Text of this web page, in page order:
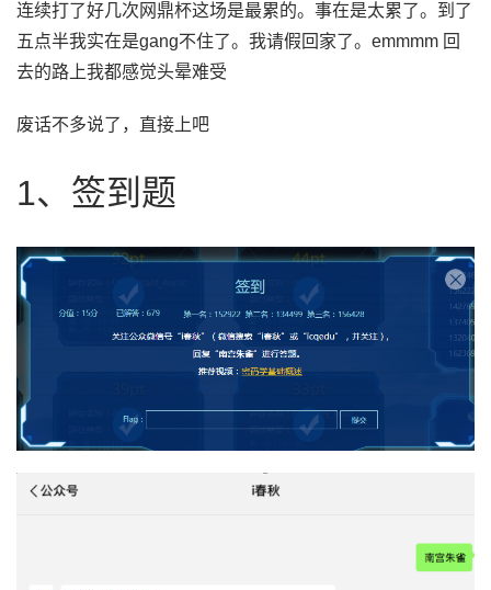
连续打了好几次网鼎杯这场是最累的。事在是太累了。到了
五点半我实在是gang不住了。我请假回家了。emmmm 回
去的路上我都感觉头晕难受
废话不多说了，直接上吧
1、签到题